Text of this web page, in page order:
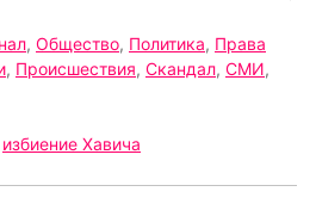
, Общество, Политика, Права
, Происшествия, Скандал, СМИ,
избиение Хавича